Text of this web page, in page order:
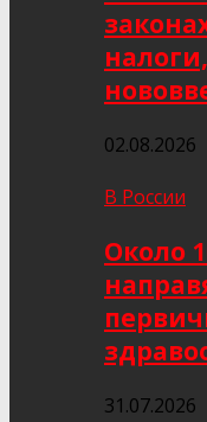
02.08.2026
В России
Около
31.07.2026